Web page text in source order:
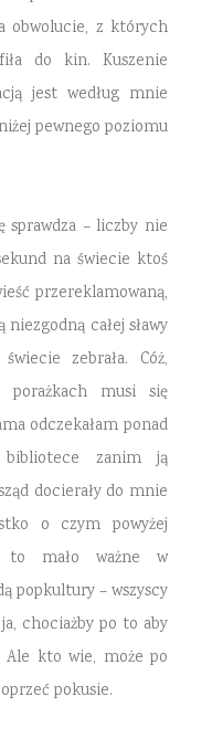
obwolucie, z których
do kin. Kuszenie
jest według mnie
pewnego poziomu
sprawdza – liczby nie
na świecie ktoś
przereklamowaną,
całej sławy
zebrała. Cóż,
musi się
odczekałam ponad
zanim ją
docierały do mnie
o czym powyżej
to mało ważne w
popkultury – wszyscy
chociażby po to aby
Ale kto wie, może po
pokusie.